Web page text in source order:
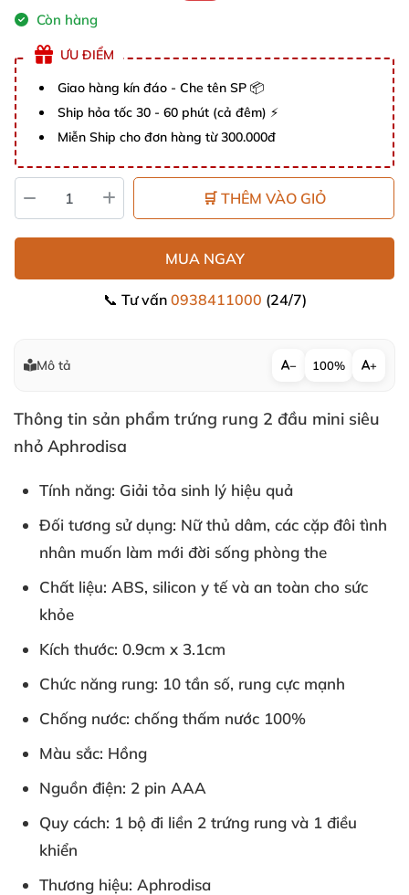
Còn hàng
ƯU ĐIỂM
Giao hàng kín đáo - Che tên SP 📦
Ship hỏa tốc 30 - 60 phút (cả đêm) ⚡
Miễn Ship cho đơn hàng từ 300.000đ
🛒 THÊM VÀO GIỎ
MUA NGAY
📞 Tư vấn 0938411000 (24/7)
Mô tả − 100% +
Thông tin sản phẩm trứng rung 2 đầu mini siêu
nhỏ Aphrodisa
Tính năng: Giải tỏa sinh lý hiệu quả
Đối tương sử dụng: Nữ thủ dâm, các cặp đôi tình
nhân muốn làm mới đời sống phòng the
Chất liệu: ABS, silicon y tếvà an toàn cho sức
khỏe
Kích thước: 0.9cm x 3.1cm
Chức năng rung: 10 tần số, rung cực mạnh
Chống nước: chống thấm nước 100%
Màu sắc: Hồng
Nguồn điện: 2 pin AAA
Quy cách: 1 bộ đi liền 2 trứng rung và 1 điều
khiển
Thương hiệu: Aphrodisa